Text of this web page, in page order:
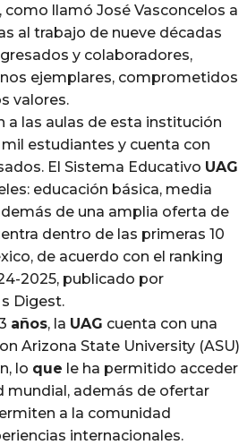
como llamó José Vasconcelos a
al trabajo de nueve décadas
y colaboradores,
ejemplares, comprometidos
valores.
a las aulas de esta institución
estudiantes y cuenta con
El Sistema Educativo UAG
educación básica, media
de una amplia oferta de
dentro de las primeras 10
de acuerdo con el ranking
2025, publicado por
Digest.
años, la UAG cuenta con una
Arizona State University (ASU)
lo que le ha permitido acceder
mundial, además de ofertar
a la comunidad
internacionales.